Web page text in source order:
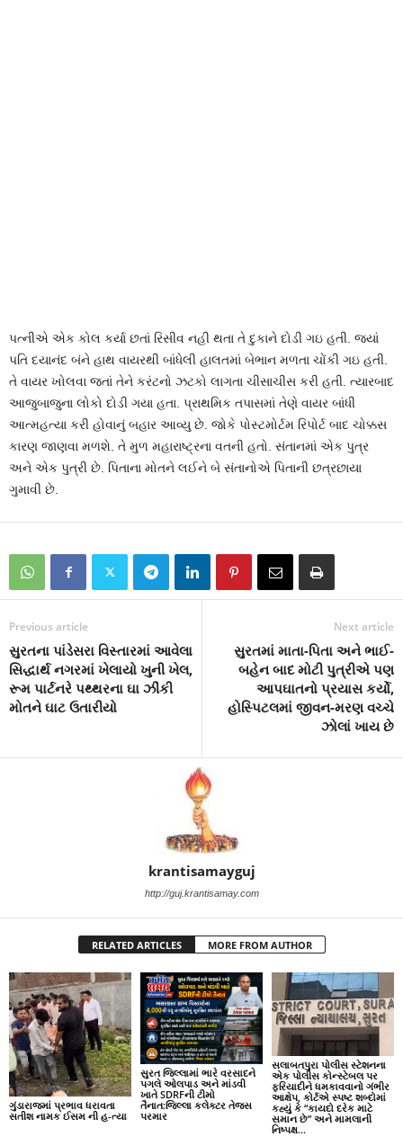
પત્નીએ એક કોલ કર્યા છતાં રિસીવ નહી થતા તે દુકાને દોડી ગઇ હતી. જ્યાં
પતિ દયાનંદ બંને હાથ વાયરથી બાંધેલી હાલતમાં બેભાન મળતા ચોંકી ગઇ હતી.
તે વાયર ખોલવા જતાં તેને કરંટનો ઝટકો લાગતા ચીસાચીસ કરી હતી. ત્યારબાદ
આજુબાજુના લોકો દોડી ગયા હતા. પ્રાથમિક તપાસમાં તેણે વાયર બાંધી
આત્મહત્યા કરી હોવાનું બહાર આવ્યુ છે. જોકે પોસ્ટમોર્ટમ રિપોર્ટ બાદ ચોક્કસ
કારણ જાણવા મળશે. તે મુળ મહારાષ્ટ્રના વતની હતો. સંતાનમાં એક પુત્ર
અને એક પુત્રી છે. પિતાના મોતને લઈને બે સંતાનોએ પિતાની છત્રછાયા
ગુમાવી છે.
Previous article
સુરતના પાંડેસરા વિસ્તારમાં આવેલા
સિદ્ધાર્થ નગરમાં ખેલાયો ખુની ખેલ,
રૂમ પાર્ટનરે પથ્થરના ઘા ઝીંકી
મોતને ઘાટ ઉતારીયો
Next article
સુરતમાં માતા-પિતા અને ભાઈ-
બહેન બાદ મોટી પુત્રીએ પણ
આપઘાતનો પ્રયાસ કર્યો,
હોસ્પિટલમાં જીવન-મરણ વચ્ચે
ઝોલાં ખાય છે
krantisamayguj
http://guj.krantisamay.com
RELATED ARTICLES MORE FROM AUTHOR
ગુંડારાજમાં પ્રભાવ ધરાવતા
સતીશ નામક ઈસમ ની હ-ત્યા
સુરત જિલ્લામાં ભારે વરસાદને
પગલે ઓલપાડ અને માંડવી
ખાતે SDRFની ટીમો
તૈનાત:જિલ્લા કલેક્ટર તેજસ
પરમાર
સલાબતપુરા પોલીસ સ્ટેશનના
એક પોલીસ કોન્સ્ટેબલ પર
ફરિયાદીને ધમકાવવાનો ગંભીર
આક્ષેપ, કોર્ટએ સ્પષ્ટ શબ્દોમાં
કહ્યું કે “કાયદો દરેક માટે
સમાન છે” અને મામલાની
નિષ્પક્ષ...